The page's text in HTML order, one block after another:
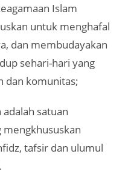
Islam
untuk menghafal
dan membudayakan
sehari-hari yang
dan komunitas;
adalah satuan
tafsir dan ulumul